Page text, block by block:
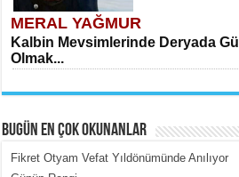
MERAL YAĞMUR
Kalbin Mevsimlerinde Deryada Gül
Olmak...
BUGÜN EN ÇOK OKUNANLAR
Fikret Otyam Vefat Yıldönümünde Anılıyor